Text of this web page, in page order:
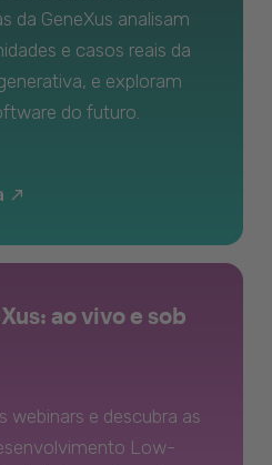
da GeneXus analisam
e casos reais da
e exploram
do futuro.
ao vivo e sob
webinars e descubra as
Low-